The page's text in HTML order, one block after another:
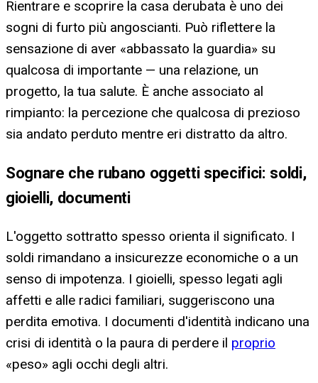
Rientrare e scoprire la casa derubata è uno dei
sogni di furto più angoscianti. Può riflettere la
sensazione di aver «abbassato la guardia» su
qualcosa di importante — una relazione, un
progetto, la tua salute. È anche associato al
rimpianto: la percezione che qualcosa di prezioso
sia andato perduto mentre eri distratto da altro.
Sognare che rubano oggetti specifici: soldi,
gioielli, documenti
L'oggetto sottratto spesso orienta il significato. I
soldi rimandano a insicurezze economiche o a un
senso di impotenza. I gioielli, spesso legati agli
affetti e alle radici familiari, suggeriscono una
perdita emotiva. I documenti d'identità indicano una
crisi di identità o la paura di perdere il proprio
«peso» agli occhi degli altri.